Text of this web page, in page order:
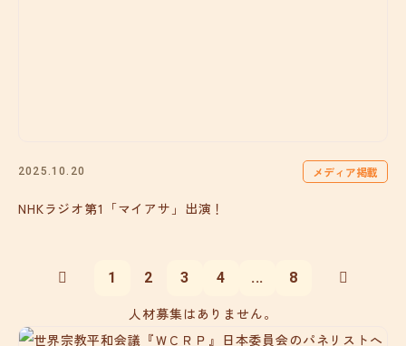
2025.10.20 メディア掲載
NHKラジオ第1「マイアサ」出演！
1 2 3 4 ... 8
人材募集はありません。